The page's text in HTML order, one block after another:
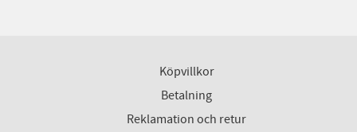
Köpvillkor
Betalning
Reklamation och retur